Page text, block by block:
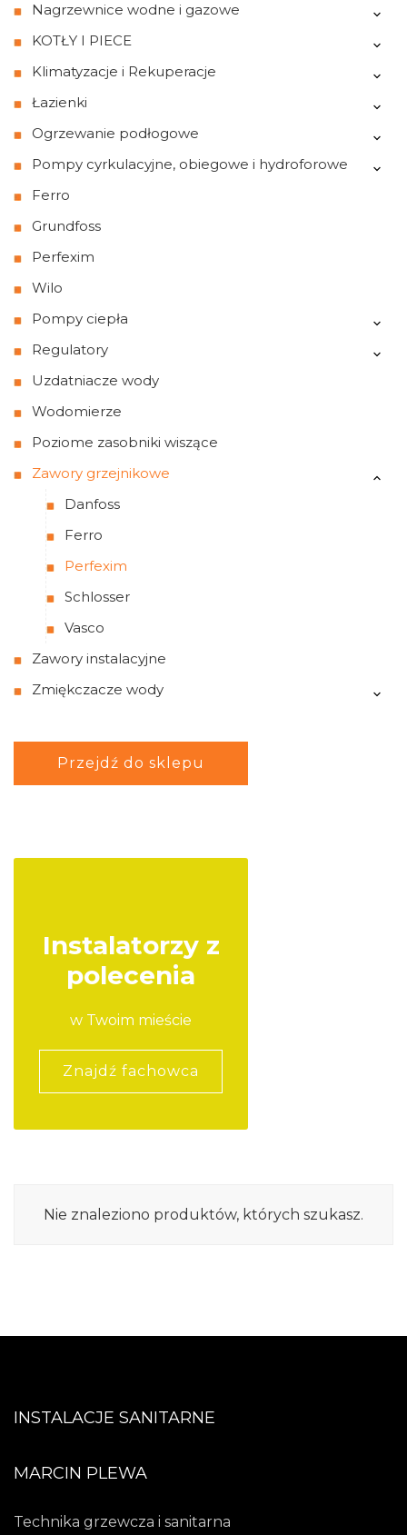
Nagrzewnice wodne i gazowe
KOTŁY I PIECE
Klimatyzacje i Rekuperacje
Łazienki
Ogrzewanie podłogowe
Pompy cyrkulacyjne, obiegowe i hydroforowe
Ferro
Grundfoss
Perfexim
Wilo
Pompy ciepła
Regulatory
Uzdatniacze wody
Wodomierze
Poziome zasobniki wiszące
Zawory grzejnikowe
Danfoss
Ferro
Perfexim
Schlosser
Vasco
Zawory instalacyjne
Zmiękczacze wody
Przejdź do sklepu
Instalatorzy z
polecenia
w Twoim mieście
Znajdź fachowca
Nie znaleziono produktów, których szukasz.
INSTALACJE SANITARNE
MARCIN PLEWA
Technika grzewcza i sanitarna